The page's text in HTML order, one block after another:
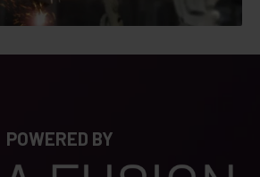
POWERED BY